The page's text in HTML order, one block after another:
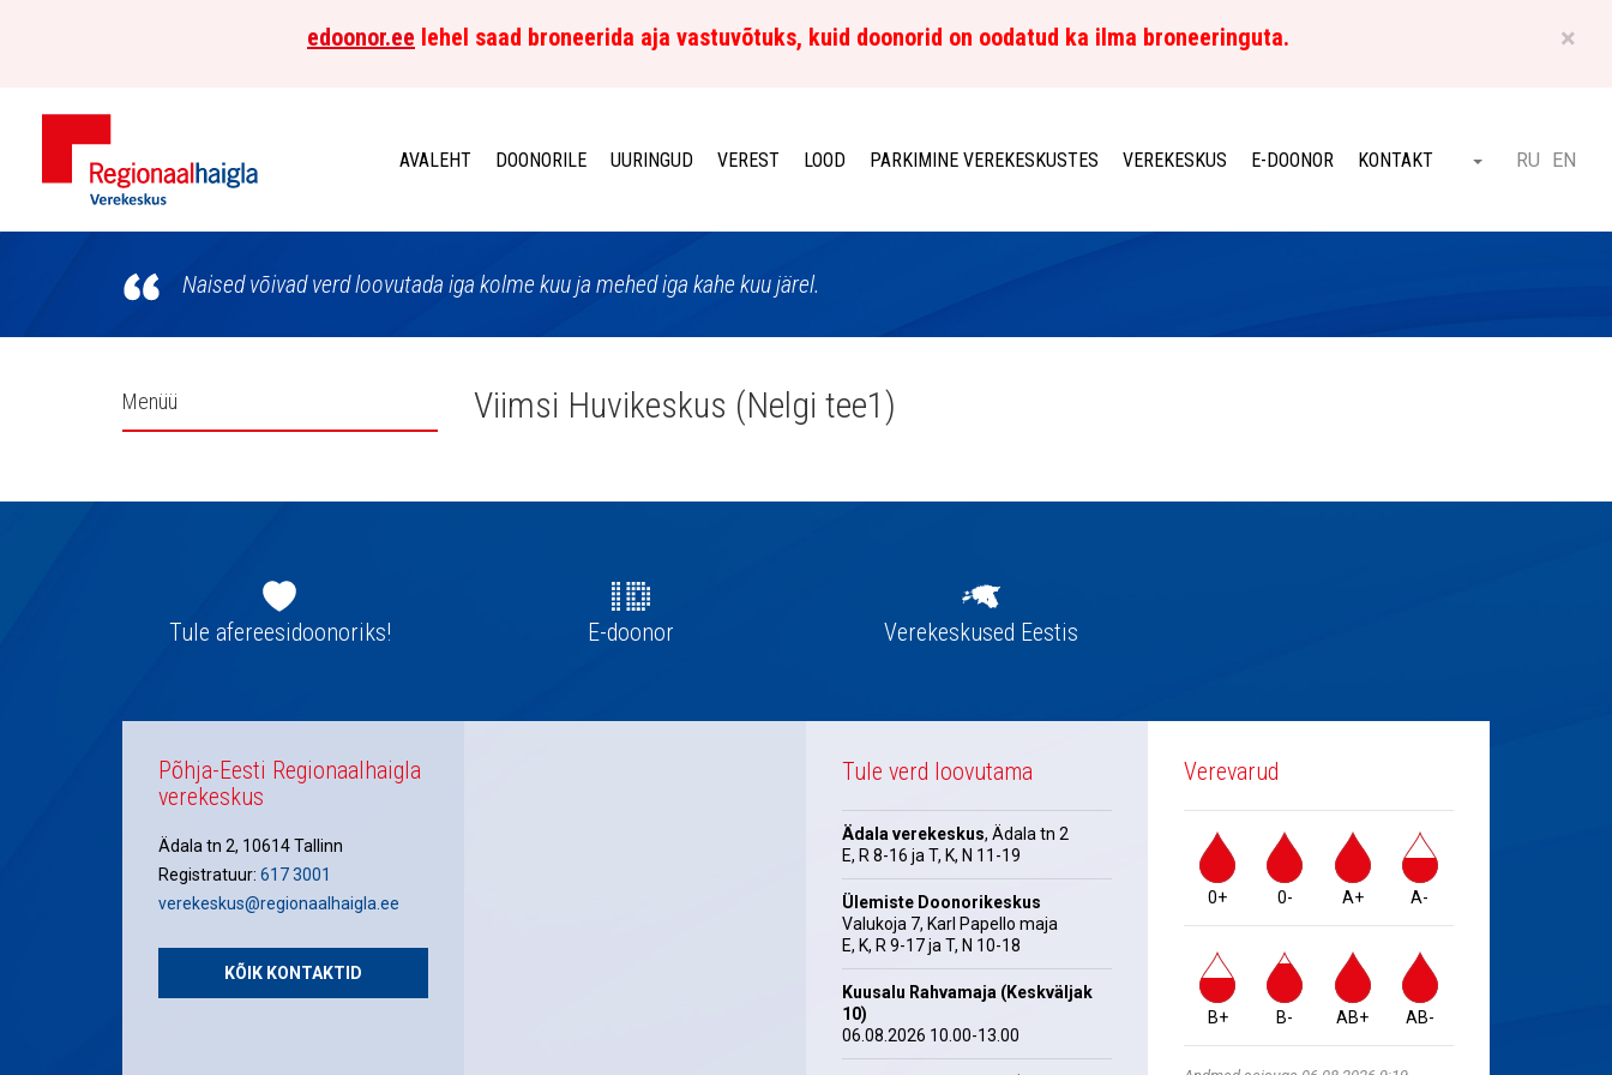
×
edoonor.ee lehel saad broneerida aja vastuvõtuks, kuid doonorid on oodatud ka ilma broneeringuta.
Põhja-
Regionaalhaigla
Verekeskus
AVALEHT DOONORILE UURINGUD VEREST LOOD PARKIMINE VEREKESKUSTES VEREKESKUS E-DOONOR KONTAKT Otsi ET
RU EN
Naised võivad verd loovutada iga kolme kuu ja mehed iga kahe kuu järel.
Külgpaani
Menüü Viimsi Huvikeskus (Nelgi tee1)
navigatsioonTule afereesidoonoriks! E-doonor Verekeskused Eestis
Põhja-Eesti Regionaalhaigla
verekeskus
Ädala tn 2, 10614 Tallinn
Registratuur: 617 3001
verekeskus@regionaalhaigla.ee
KÕIK KONTAKTID
Tule verd loovutama
Ädala verekeskus, Ädala tn 2
E, R 8-16 ja T, K, N 11-19
Ülemiste Doonorikeskus
Valukoja 7, Karl Papello maja
E, K, R 9-17 ja T, N 10-18
Kuusalu Rahvamaja (Keskväljak
10)
06.08.2026 10.00-13.00
Verevarud
0+ 0- A+ A-
B+ B- AB+ AB-